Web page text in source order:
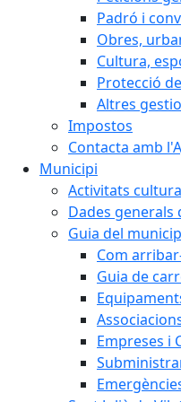
Padró i
Obres,
Cultura,
Protecció
Altres
Impostos
Contacta amb
Municipi
Activitats
Dades generals
Guia del
Com
Guia de
Empreses i